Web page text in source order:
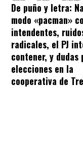
De puño y letra:
modo «pacman»
intendentes,
radicales, el PJ
contener, y dudas
elecciones en la
cooperativa de